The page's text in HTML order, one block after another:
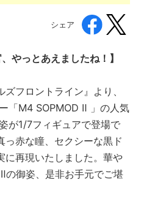
シェア
やっとあえましたね！】
フロントライン』より、
「M4 SOPMOD Ⅱ 」の人気
が1/7フィギュアで登場で
っ赤な瞳、セクシーな黒ド
に再現いたしました。華や
の御姿、是非お手元でご堪